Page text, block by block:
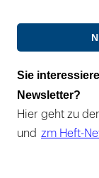
Sie
Newsletter?
Hier geht zu
und zm Heft-